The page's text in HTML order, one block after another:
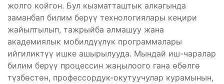
жолго койгон. Бул кызматташтык алкагында
заманбап билим берүү технологиялары кеңири
жайылтылып, тажрыйба алмашуу жана
академиялык мобилдүүлүк программалары
ийгиликтүү ишке ашырылууда. Мындай иш-чаралар
билим берүү процессин жаңылоого гана өбөлгө
түзбөстөн, профессордук-окутуучулар курамынын,